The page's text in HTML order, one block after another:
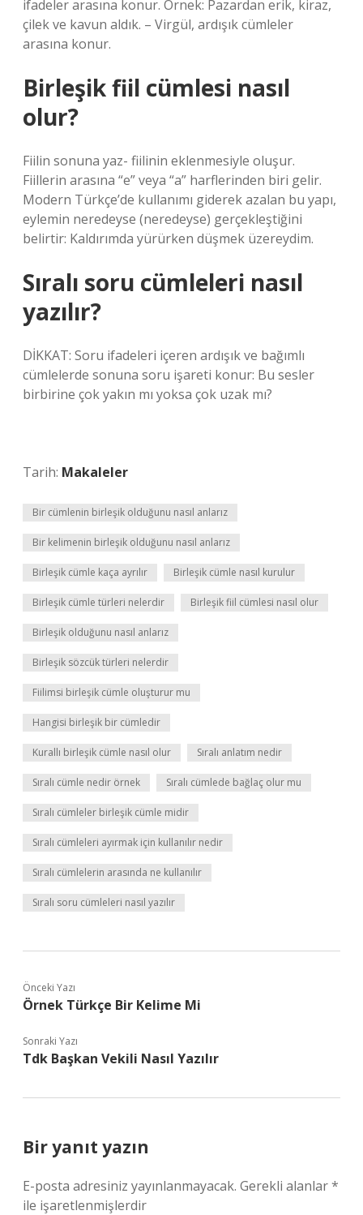
ifadeler arasına konur. Örnek: Pazardan erik, kiraz,
çilek ve kavun aldık. – Virgül, ardışık cümleler
arasına konur.
Birleşik fiil cümlesi nasıl
olur?
Fiilin sonuna yaz- fiilinin eklenmesiyle oluşur.
Fiillerin arasına “e” veya “a” harflerinden biri gelir.
Modern Türkçe’de kullanımı giderek azalan bu yapı,
eylemin neredeyse (neredeyse) gerçekleştiğini
belirtir: Kaldırımda yürürken düşmek üzereydim.
Sıralı soru cümleleri nasıl
yazılır?
DİKKAT: Soru ifadeleri içeren ardışık ve bağımlı
cümlelerde sonuna soru işareti konur: Bu sesler
birbirine çok yakın mı yoksa çok uzak mı?
Tarih: Makaleler
Bir cümlenin birleşik olduğunu nasıl anlarız
Bir kelimenin birleşik olduğunu nasıl anlarız
Birleşik cümle kaça ayrılır Birleşik cümle nasıl kurulur
Birleşik cümle türleri nelerdir Birleşik fiil cümlesi nasıl olur
Birleşik olduğunu nasıl anlarız
Birleşik sözcük türleri nelerdir
Fiilimsi birleşik cümle oluşturur mu
Hangisi birleşik bir cümledir
Kurallı birleşik cümle nasıl olur Sıralı anlatım nedir
Sıralı cümle nedir örnek Sıralı cümlede bağlaç olur mu
Sıralı cümleler birleşik cümle midir
Sıralı cümleleri ayırmak için kullanılır nedir
Sıralı cümlelerin arasında ne kullanılır
Sıralı soru cümleleri nasıl yazılır
Önceki Yazı
Örnek Türkçe Bir Kelime Mi
Sonraki Yazı
Tdk Başkan Vekili Nasıl Yazılır
Bir yanıt yazın
E-posta adresiniz yayınlanmayacak. Gerekli alanlar*
ile işaretlenmişlerdir